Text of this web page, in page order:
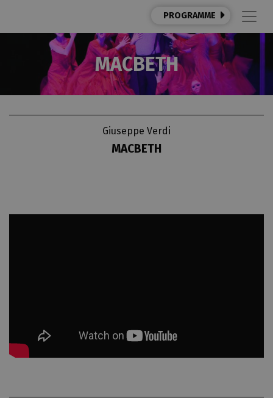
PROGRAMME
MACBETH
Giuseppe Verdi
MACBETH